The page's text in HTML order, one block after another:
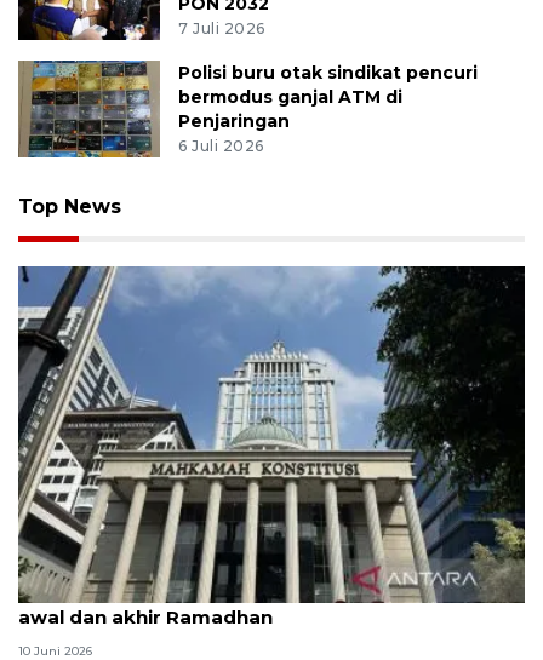
7 Juli 2026
Polisi buru otak sindikat pencuri
bermodus ganjal ATM di
Penjaringan
6 Juli 2026
Top News
MK uji materi UU Peradilan Agama perihal isbat
awal dan akhir Ramadhan
10 Juni 2026